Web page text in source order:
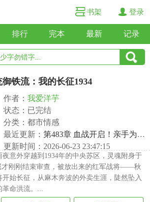
书架 登录
排行 完本 最新 记录
御铁流：我的长征1934
作者： 我爱洋芋
状态：已完结
分类：都市情感
最近更新： 第483章 血战开启！亲手为古德里安打造坦克坟场
更新时间：2026-06-23 23:47:15
意外穿越到1934年的中央苏区，灵魂附身于
才刚刚结束审查，被放出来的红军战将——秋
始长征，从麻木奔波的外卖生涯，陡然坠入
革命洪流。...